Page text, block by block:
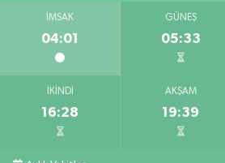
İMSAK
04:01
GÜNEŞ
05:33
İKINDI
16:28
AKŞAM
19:39